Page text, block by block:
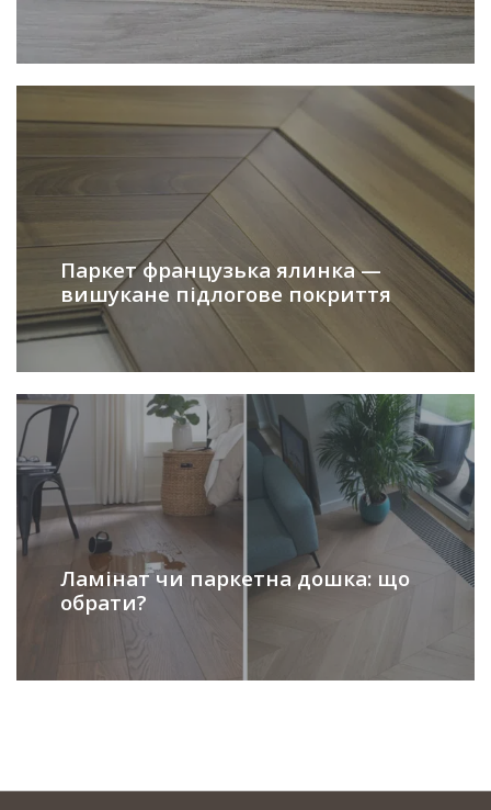
Паркет французька ялинка —
вишукане підлогове покриття
Ламінат чи паркетна дошка: що
обрати?